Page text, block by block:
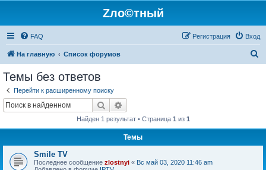
Zло©тный
FAQ Вход
Регистрация
На главную Список форумов
Темы без ответов
Перейти к расширенному поиску
Поиск
Найден 1 результат • Страница 1 из 1
Темы
Smile TV
Последнее сообщение zlostnyi « Вс май 03, 2020 11:46 am